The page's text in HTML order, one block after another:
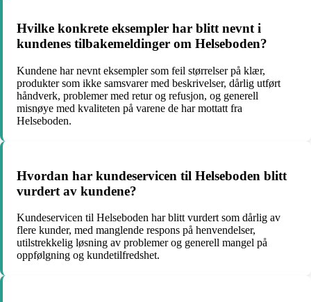
Hvilke konkrete eksempler har blitt nevnt i
kundenes tilbakemeldinger om Helseboden?
Kundene har nevnt eksempler som feil størrelser på klær,
produkter som ikke samsvarer med beskrivelser, dårlig utført
håndverk, problemer med retur og refusjon, og generell
misnøye med kvaliteten på varene de har mottatt fra
Helseboden.
Hvordan har kundeservicen til Helseboden blitt
vurdert av kundene?
Kundeservicen til Helseboden har blitt vurdert som dårlig av
flere kunder, med manglende respons på henvendelser,
utilstrekkelig løsning av problemer og generell mangel på
oppfølgning og kundetilfredshet.